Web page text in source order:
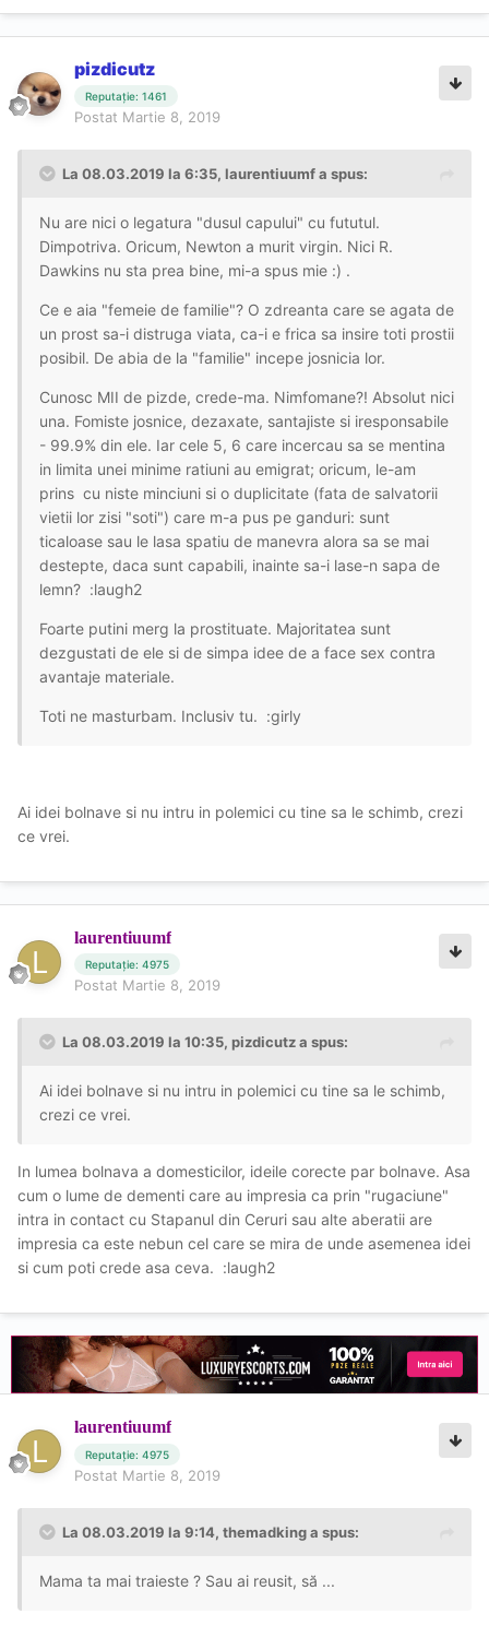
pizdicutz
Reputație: 1461
Postat Martie 8, 2019
La 08.03.2019 la 6:35, laurentiuumf a spus:
Nu are nici o legatura "dusul capului" cu fututul.
Dimpotriva. Oricum, Newton a murit virgin. Nici R.
Dawkins nu sta prea bine, mi-a spus mie :) .
Ce e aia "femeie de familie"? O zdreanta care se agata de
un prost sa-i distruga viata, ca-i e frica sa insire toti prostii
posibil. De abia de la "familie" incepe josnicia lor.
Cunosc MII de pizde, crede-ma. Nimfomane?! Absolut nici
una. Fomiste josnice, dezaxate, santajiste si iresponsabile
- 99.9% din ele. Iar cele 5, 6 care incercau sa se mentina
in limita unei minime ratiuni au emigrat; oricum, le-am
prins cu niste minciuni si o duplicitate (fata de salvatorii
vietii lor zisi "soti") care m-a pus pe ganduri: sunt
ticaloase sau le lasa spatiu de manevra alora sa se mai
destepte, daca sunt capabili, inainte sa-i lase-n sapa de
lemn? :laugh2
Foarte putini merg la prostituate. Majoritatea sunt
dezgustati de ele si de simpa idee de a face sex contra
avantaje materiale.
Toti ne masturbam. Inclusiv tu. :girly
Ai idei bolnave si nu intru in polemici cu tine sa le schimb, crezi
ce vrei.
laurentiuumf
Reputație: 4975
Postat Martie 8, 2019
La 08.03.2019 la 10:35, pizdicutz a spus:
Ai idei bolnave si nu intru in polemici cu tine sa le schimb,
crezi ce vrei.
In lumea bolnava a domesticilor, ideile corecte par bolnave. Asa
cum o lume de dementi care au impresia ca prin "rugaciune"
intra in contact cu Stapanul din Ceruri sau alte aberatii are
impresia ca este nebun cel care se mira de unde asemenea idei
si cum poti crede asa ceva. :laugh2
laurentiuumf
Reputație: 4975
Postat Martie 8, 2019
La 08.03.2019 la 9:14, themadking a spus:
Mama ta mai traieste ? Sau ai reusit, să ...